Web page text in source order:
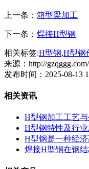
上一条： 箱型梁加工
下一条： 焊接H型钢
相关标签:H型钢,H型钢
来源：http://
发布时间：2025-08-13
相关资讯
H型钢加工工艺
H型钢特性及行
H型钢是一种经
焊接H型钢在钢